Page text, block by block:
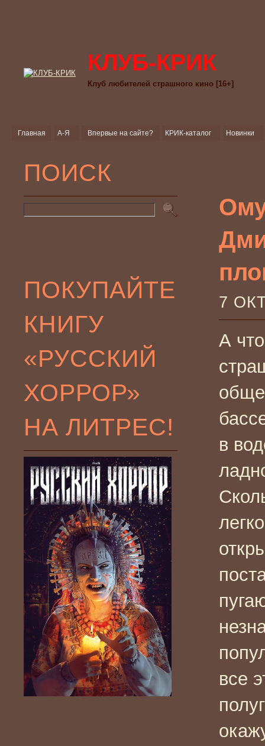
КЛУБ-КРИК
Клуб любителей страшного кино [16+]
Главная А-Я Впервые на сайте? КРИК-каталог Новинки
ПОИСК
ПОКУПАЙТЕ
КНИГУ
«РУССКИЙ
ХОРРОР»
НА ЛИТРЕС!
7
А
в
все